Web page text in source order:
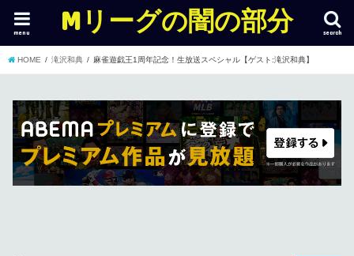
Mリーグの闇の部分 search
menu
HOME 滝沢和典 麻雀遊戯王1周年記念！生放送スペシャル【ゲスト:滝沢和典】